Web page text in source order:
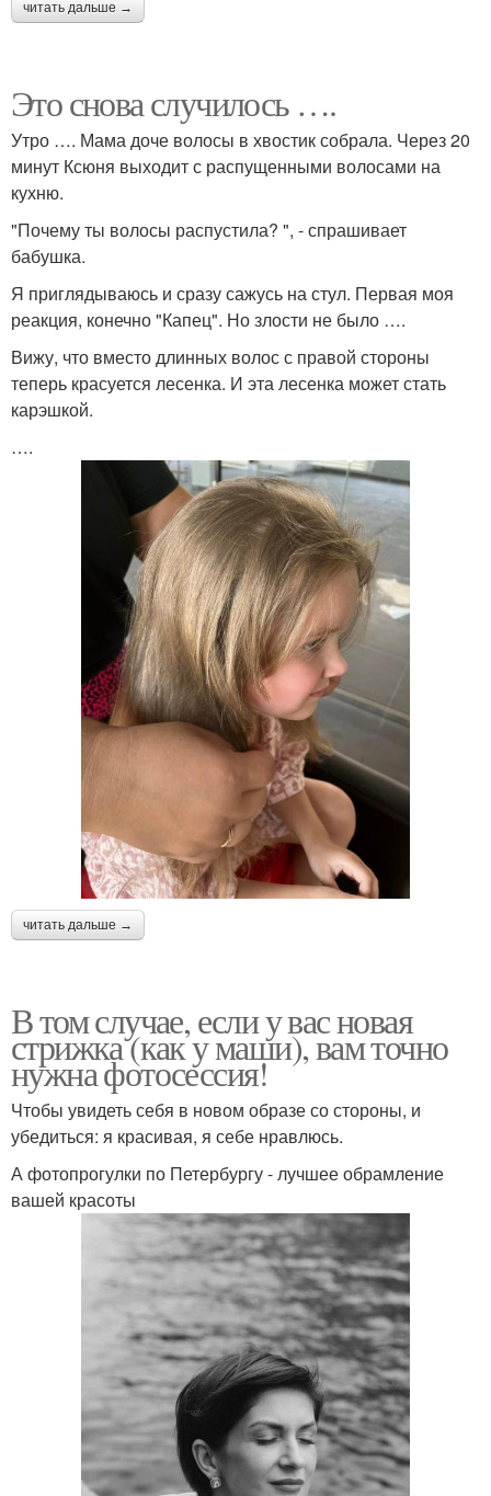
читать дальше →
Это снова случилось ….
Утро …. Мама доче волосы в хвостик собрала. Через 20
минут Ксюня выходит с распущенными волосами на
кухню.
"Почему ты волосы распустила? ", - спрашивает
бабушка.
Я приглядываюсь и сразу сажусь на стул. Первая моя
реакция, конечно "Капец". Но злости не было ….
Вижу, что вместо длинных волос с правой стороны
теперь красуется лесенка. И эта лесенка может стать
карэшкой.
….
читать дальше →
В том случае, если у вас новая
стрижка (как у маши), вам точно
нужна фотосессия!
Чтобы увидеть себя в новом образе со стороны, и
убедиться: я красивая, я себе нравлюсь.
А фотопрогулки по Петербургу - лучшее обрамление
вашей красоты